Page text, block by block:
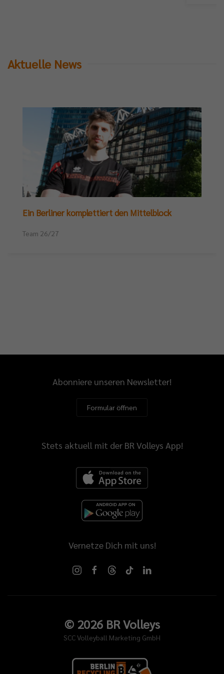
Aktuelle News
Ein Berliner komplettiert den Mittelblock
Team 26/27
Abonniere unseren Newsletter!
Formular öffnen
Stets aktuell mit der BR Volleys App!
Vernetze Dich mit uns!
© 2026BR Volleys
SCC Volleyball Marketing GmbH